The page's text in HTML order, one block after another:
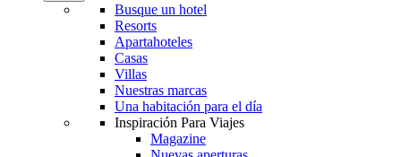
Busque un hotel
Resorts
Apartahoteles
Casas
Villas
Nuestras marcas
Una habitación para el día
Inspiración Para Viajes
Magazine